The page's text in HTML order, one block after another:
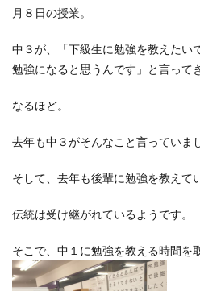
月８日の授業。
中３が、「下級生に勉強を教えたい
勉強になると思うんです」と言って
なるほど。
去年も中３がそんなこと言っていま
そして、去年も後輩に勉強を教えて
伝統は受け継がれているようです。
そこで、中１に勉強を教える時間を